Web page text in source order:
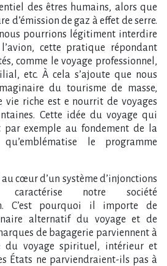
des êtres humains, alors que
d’émission de gaz à effet de serre.
pourrions légitiment interdire
cette pratique répondant
comme le voyage professionnel,
etc. À cela s’ajoute que nous
du tourisme de masse,
vie riche est e nourrit de voyages
Cette idée du voyage qui
par exemple au fondement de la
le programme
au cœur d’un système d’injonctions
caractérise notre société
C’est pourquoi il importe de
alternatif du voyage et de
de bagagerie parviennent à
du voyage spirituel, intérieur et
États ne parviendraient-ils pas à